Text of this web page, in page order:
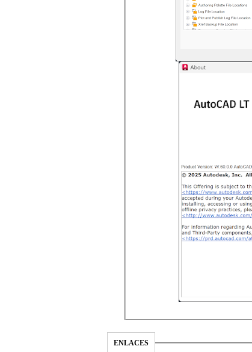
ENLACES